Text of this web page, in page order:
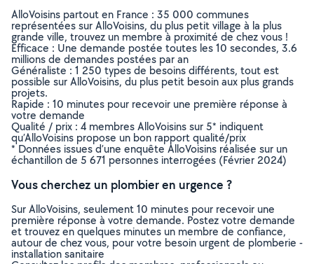
AlloVoisins partout en France : 35 000 communes
représentées sur AlloVoisins, du plus petit village à la plus
grande ville, trouvez un membre à proximité de chez vous !
Efficace : Une demande postée toutes les 10 secondes, 3.6
millions de demandes postées par an
Généraliste : 1 250 types de besoins différents, tout est
possible sur AlloVoisins, du plus petit besoin aux plus grands
projets.
Rapide : 10 minutes pour recevoir une première réponse à
votre demande
Qualité / prix : 4 membres AlloVoisins sur 5* indiquent
qu’AlloVoisins propose un bon rapport qualité/prix
* Données issues d’une enquête AlloVoisins réalisée sur un
échantillon de 5 671 personnes interrogées (Février 2024)
Vous cherchez un plombier en urgence ?
Sur AlloVoisins, seulement 10 minutes pour recevoir une
première réponse à votre demande. Postez votre demande
et trouvez en quelques minutes un membre de confiance,
autour de chez vous, pour votre besoin urgent de plomberie -
installation sanitaire